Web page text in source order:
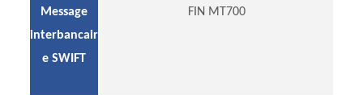
Message
interbancair
e SWIFT
FIN MT700